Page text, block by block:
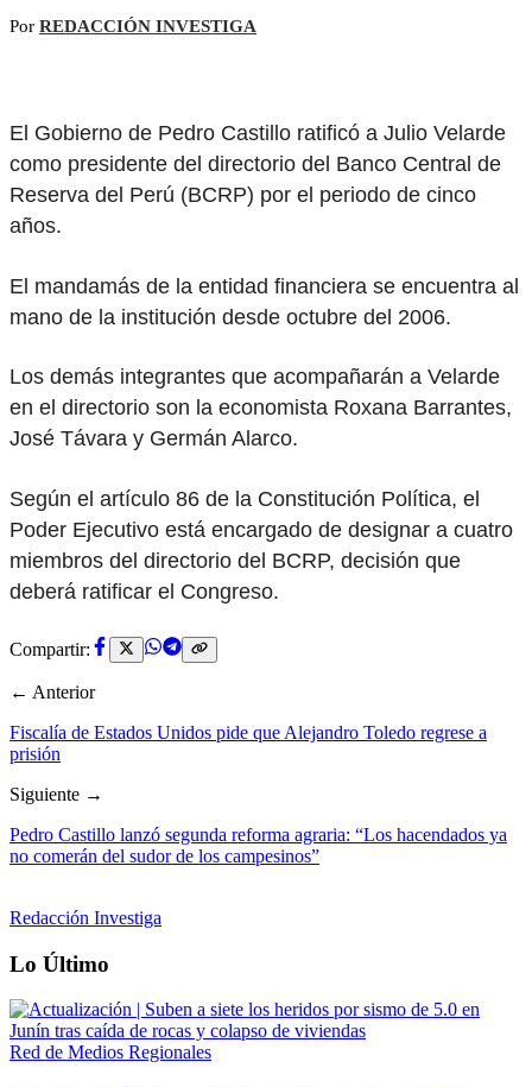
Por REDACCIÓN INVESTIGA
El Gobierno de Pedro Castillo ratificó a Julio Velarde
como presidente del directorio del Banco Central de
Reserva del Perú (BCRP) por el periodo de cinco
años.
El mandamás de la entidad financiera se encuentra al
mano de la institución desde octubre del 2006.
Los demás integrantes que acompañarán a Velarde
en el directorio son la economista Roxana Barrantes,
José Távara y Germán Alarco.
Según el artículo 86 de la Constitución Política, el
Poder Ejecutivo está encargado de designar a cuatro
miembros del directorio del BCRP, decisión que
deberá ratificar el Congreso.
Compartir:
← Anterior
Fiscalía de Estados Unidos pide que Alejandro Toledo regrese a
prisión
Siguiente →
Pedro Castillo lanzó segunda reforma agraria: “Los hacendados ya
no comerán del sudor de los campesinos”
Redacción Investiga
Lo Último
Red de Medios Regionales